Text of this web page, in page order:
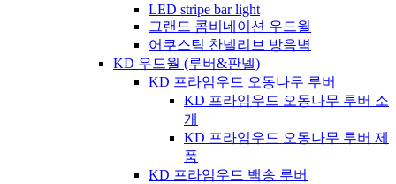
LED stripe bar light
그랜드 콤비네이션 우드월
어쿠스틱 찬넬리브 방음벽
KD 우드월 (루버&판넬)
KD 프라임우드 오동나무 루버
KD 프라임우드 오동나무 루버 소
개
KD 프라임우드 오동나무 루버 제
품
KD 프라임우드 백송 루버